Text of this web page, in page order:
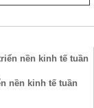
nền kinh tế tuần